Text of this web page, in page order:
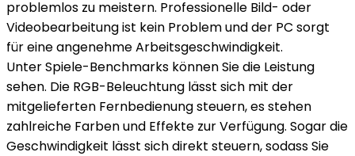
problemlos zu meistern. Professionelle Bild- oder
Videobearbeitung ist kein Problem und der PC sorgt
für eine angenehme Arbeitsgeschwindigkeit.
Unter Spiele-Benchmarks können Sie die Leistung
sehen. Die RGB-Beleuchtung lässt sich mit der
mitgelieferten Fernbedienung steuern, es stehen
zahlreiche Farben und Effekte zur Verfügung. Sogar die
Geschwindigkeit lässt sich direkt steuern, sodass Sie